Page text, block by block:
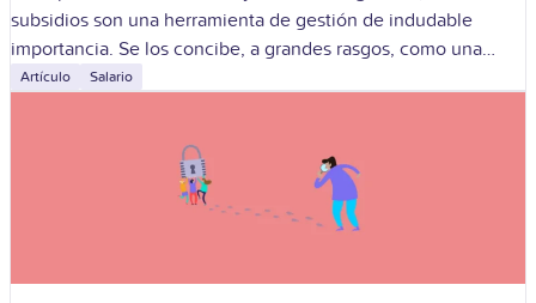
subsidios son una herramienta de gestión de indudable
importancia. Se los concibe, a grandes rasgos, como una
ayuda. Una asistencia de
Artículo Salario